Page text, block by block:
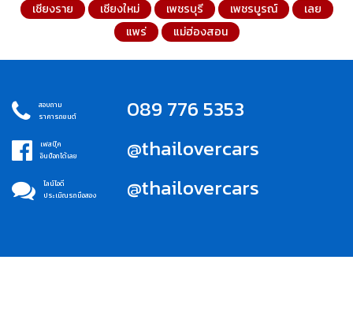
เชียงราย
เชียงใหม่ เพชรบุรี เพชรบูรณ์
เลย
แพร่
แม่ฮ่องสอน
สอบถาม
ราคารถยนต์
089 776 5353
เฟสบุ๊ค
อินบ็อกได้เลย
@thailovercars
ไลน์ไอดี
ประเมิณรถมือสอง
@thailovercars